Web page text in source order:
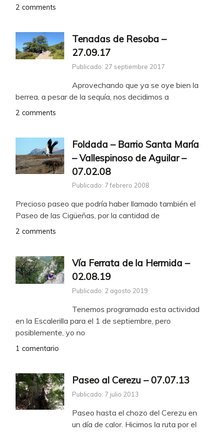
2 comments
Tenadas de Resoba –
27.09.17
Publicado: 27 septiembre 2017
Aprovechando que ya se oye bien la
berrea, a pesar de la sequía, nos decidimos a
2 comments
Foldada – Barrio Santa María
– Vallespinoso de Aguilar –
07.02.08
Publicado: 7 febrero 2008
Precioso paseo que podría haber llamado también el
Paseo de las Cigüeñas, por la cantidad de
2 comments
Vía Ferrata de la Hermida –
02.08.19
Publicado: 2 agosto 2019
Tenemos programada esta actividad
en la Escalerilla para el 1 de septiembre, pero
posiblemente, yo no
1 comentario
Paseo al Cerezu – 07.07.13
Publicado: 7 julio 2013
Paseo hasta el chozo del Cerezu en
un día de calor. Hicimos la ruta por el